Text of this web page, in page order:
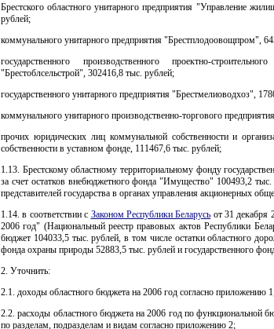
Брестского областного унитарного предприятия "Управление
рублей;
коммунального унитарного предприятия "Брестплодоовощпром",
государственного производственного проектно-
"Брестоблсельстрой", 302416,8 тыс. рублей;
государственного унитарного предприятия "Брестмелиоводхоз",
коммунального унитарного производственно-торгового
прочих юридических лиц коммунальной собственности и
собственности в уставном фонде, 111467,6 тыс. рублей;
1.13. Брестскому областному территориальному фонду
за счет остатков внебюджетного фонда "Имущество" 100493,2
представителей государства в органах управления акционерных
1.14. в соответствии с Законом Республики Беларусь от 31 декабря
2006 год" (Национальный реестр правовых актов Республики
бюджет 104033,5 тыс. рублей, в том числе остатки областного
фонда охраны природы 52883,5 тыс. рублей и государственного
2. Уточнить:
2.1. доходы областного бюджета на 2006 год согласно приложению
2.2. расходы областного бюджета на 2006 год по функциональной
по разделам, подразделам и видам согласно приложению 2;